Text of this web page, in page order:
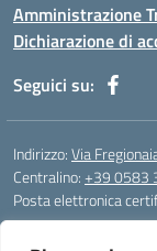
Amministrazione
Dichiarazione di
Seguici su:
Indirizzo:Via
Centralino:+39 0583
Posta elettronica